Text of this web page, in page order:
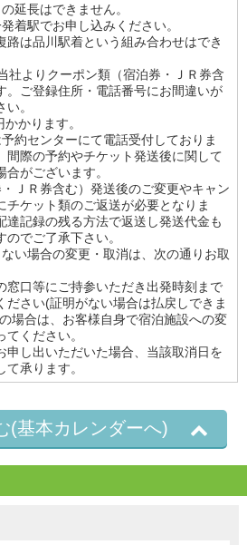
延長はできません。
着駅でお申し込みください。
は品川駅着という組み合わせはでき
社よりクーポン類（宿泊券・ＪＲ券含
。ご登録住所・電話番号にお間違いが
。
かります。
約センターにて電話受付しておりま
間際の予約やチケット発送後に関して
がございます。
ＪＲ券含む）発送後のご変更やキャン
チケット類のご返送が必要となりま
達記録の残る方法で返送し発送代金も
でご了承下さい。
い場合の変更・取消は、次の通りお取
窓口等にご持参いただき出発時刻まで
ださい(証明がない場合は払戻しできま
場合は、お客様自身で宿泊施設への変
ください。
申し出いただいた場合、当該取消日を
承ります。
(基本カレンダーへ)